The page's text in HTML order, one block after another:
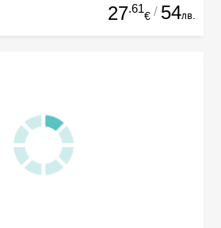
27.61
€ / 54лв.